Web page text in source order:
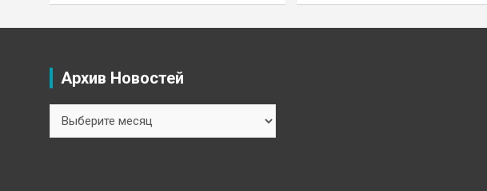
Архив Новостей
Новостей